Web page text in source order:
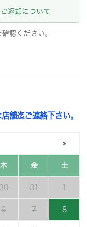
返却について
認ください。
舗迄ご連絡下さい。
»
木 金 土
31 1
6 7 8